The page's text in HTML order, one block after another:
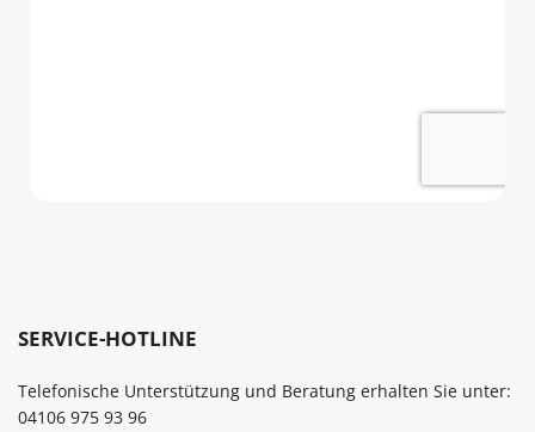
SERVICE-HOTLINE
Telefonische Unterstützung und Beratung erhalten Sie unter:
04106 975 93 96